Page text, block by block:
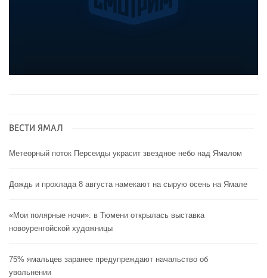
ВЕСТИ ЯМАЛ
Метеорный поток Персеиды украсит звездное небо над Ямалом
Дождь и прохлада 8 августа намекают на сырую осень на Ямале
«Мои полярные ночи»: в Тюмени открылась выставка
новоуренгойской художницы
75% ямальцев заранее предупреждают начальство об
увольнении